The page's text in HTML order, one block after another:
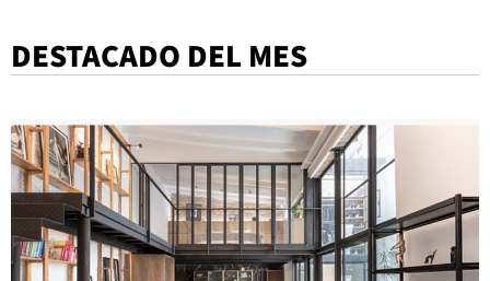
DESTACADO DEL MES